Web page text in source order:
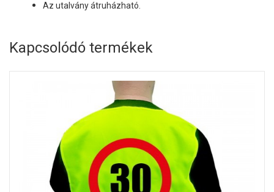
Az utalvány átruházható.
Kapcsolódó termékek